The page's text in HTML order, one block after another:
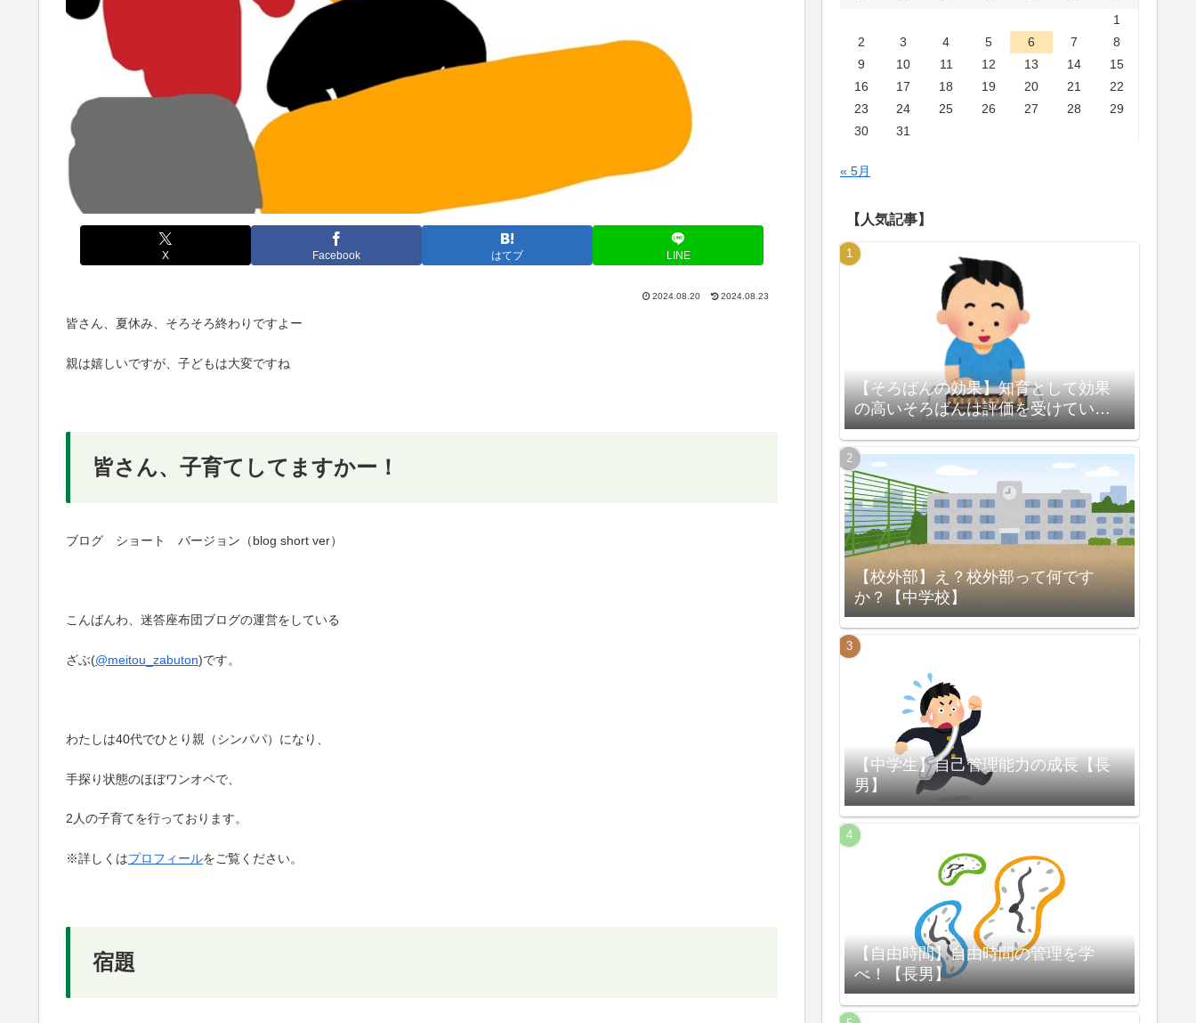
X Facebook はてブ LINE
2024.08.20 2024.08.23
皆さん、夏休み、そろそろ終わりですよー
親は嬉しいですが、子どもは大変ですね
皆さん、子育てしてますかー！
ブログ ショート バージョン（blog short ver）
こんばんわ、迷答座布団ブログの運営をしている
ざぶ(@meitou_zabuton)です。
わたしは40代でひとり親（シンパパ）になり、
手探り状態のほぼワンオペで、
2人の子育てを行っております。
※詳しくはプロフィールをご覧ください。
宿題
1
2
3 4 5 6 7
8
9
10 11 12 13 14
15
16
17 18 19 20 21
22
23
24 25 26 27 28
29
30
31
« 5月
【人気記事】
【そろばんの効果】知育として効果
の高いそろばんは評価を受けている
【脳の活性化】
【校外部】え？校外部って何です
か？【中学校】
【中学生】自己管理能力の成長【長
男】
【自由時間】自由時間の管理を学
べ！【長男】